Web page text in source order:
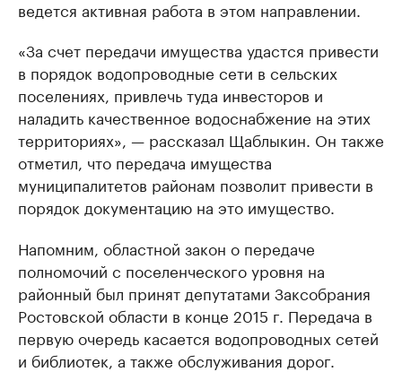
ведется активная работа в этом направлении.
«За счет передачи имущества удастся привести
в порядок водопроводные сети в сельских
поселениях, привлечь туда инвесторов и
наладить качественное водоснабжение на этих
территориях», — рассказал Щаблыкин. Он также
отметил, что передача имущества
муниципалитетов районам позволит привести в
порядок документацию на это имущество.
Напомним, областной закон о передаче
полномочий с поселенческого уровня на
районный был принят депутатами Заксобрания
Ростовской области в конце 2015 г. Передача в
первую очередь касается водопроводных сетей
и библиотек, а также обслуживания дорог.